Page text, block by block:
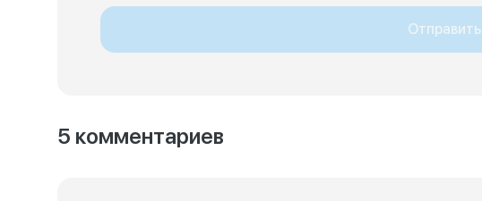
Отправить
5 комментариев